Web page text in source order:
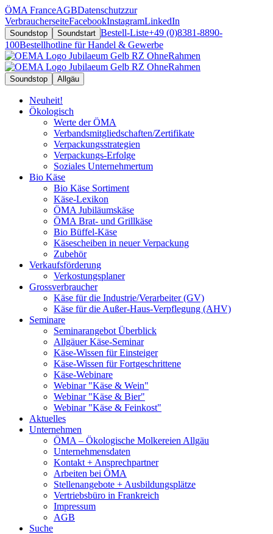
ÖMA FranceAGBDatenschutzzur
VerbraucherseiteFacebookInstagramLinkedIn
Soundstop Soundstart Bestell-Liste+49 (0)8381-8890-
100Bestellhotline für Handel & Gewerbe
Soundstop Allgäu
Neuheit!
Ökologisch
Werte der ÖMA
Verbandsmitgliedschaften/Zertifikate
Verpackungsstrategien
Verpackungs-Erfolge
Soziales Unternehmertum
Bio Käse
Bio Käse Sortiment
Käse-Lexikon
ÖMA Jubiläumskäse
ÖMA Brat- und Grillkäse
Bio Büffel-Käse
Käsescheiben in neuer Verpackung
Zubehör
Verkaufsförderung
Verkostungsplaner
Grossverbraucher
Käse für die Industrie/Verarbeiter (GV)
Käse für die Außer-Haus-Verpflegung (AHV)
Seminare
Seminarangebot Überblick
Allgäuer Käse-Seminar
Käse-Wissen für Einsteiger
Käse-Wissen für Fortgeschrittene
Käse-Webinare
Webinar "Käse & Wein"
Webinar "Käse & Bier"
Webinar "Käse & Feinkost"
Aktuelles
Unternehmen
ÖMA – Ökologische Molkereien Allgäu
Unternehmensdaten
Kontakt + Ansprechpartner
Arbeiten bei ÖMA
Stellenangebote + Ausbildungsplätze
Vertriebsbüro in Frankreich
Impressum
AGB
Suche